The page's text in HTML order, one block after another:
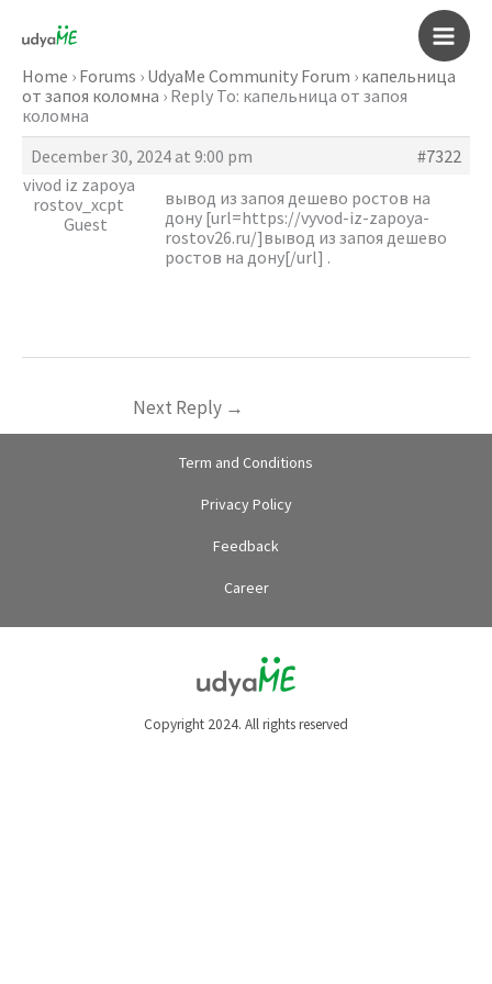
content
Main
Home › Forums › UdyaMe Community Forum › капельница
от запоя коломна › Reply To: капельница от запоя
коломна
December 30, 2024 at 9:00 pm
#7322
vivod iz zapoya
rostov_xcpt
Guest
вывод из запоя дешево ростов на
дону [url=https://vyvod-iz-zapoya-
rostov26.ru/]вывод из запоя дешево
ростов на дону[/url] .
Next Reply →
Term and Conditions
Privacy Policy
Feedback
Career
Copyright 2024. All rights reserved